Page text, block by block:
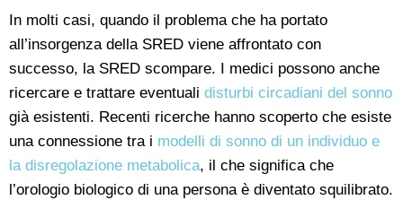
In molti casi, quando il problema che ha portato
all’insorgenza della SRED viene affrontato con
successo, la SRED scompare. I medici possono anche
ricercare e trattare eventuali disturbi circadiani del sonno
già esistenti. Recenti ricerche hanno scoperto che esiste
una connessione tra i modelli di sonno di un individuo e
la disregolazione metabolica, il che significa che
l’orologio biologico di una persona è diventato squilibrato.